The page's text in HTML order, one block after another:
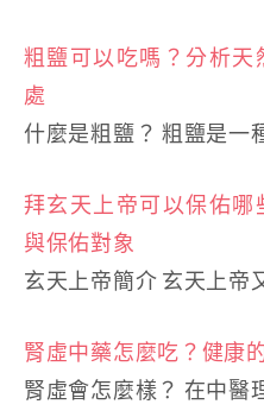
粗鹽可以吃嗎？分析天
處
什麼是粗鹽？ 粗鹽是一
拜玄天上帝可以保佑哪
與保佑對象
玄天上帝簡介 玄天上帝
腎虛中藥怎麼吃？健康
腎虛會怎麼樣？ 在中醫